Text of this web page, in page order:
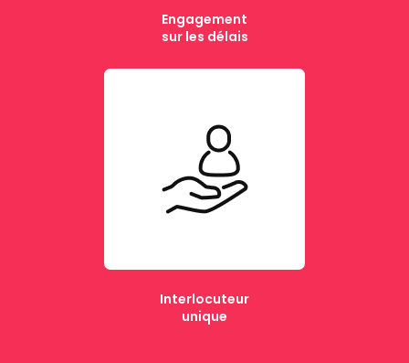
Engagement
sur les délais
Interlocuteur
unique